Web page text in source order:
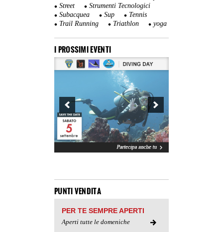
Street
Strumenti Tecnologici
Subacquea
Sup
Tennis
Trail Running
Triathlon yoga
I PROSSIMI EVENTI
PUNTI VENDITA
PER TE SEMPRE APERTI
Aperti tutte le domeniche